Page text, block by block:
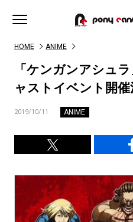
HOME ANIME
「ケンガンアシュ
ャストイベント開催
2019/10/11 ANIME